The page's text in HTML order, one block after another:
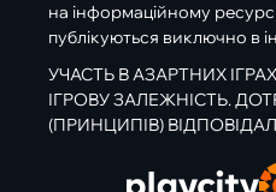
на інформаційному
публікуються виключно в
УЧАСТЬ В АЗАРТНИХ
ІГРОВУ ЗАЛЕЖНІСТЬ.
(ПРИНЦИПІВ)